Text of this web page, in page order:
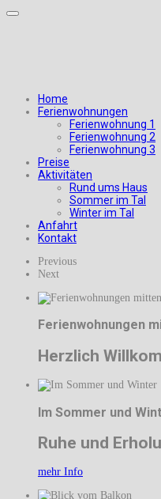
Home
Ferienwohnungen
Ferienwohnung 1
Ferienwohnung 2
Ferienwohnung 3
Preise
Aktivitäten
Rund ums Haus
Sommer im Tal
Winter im Tal
Anfahrt
Kontakt
Previous
Next
Ferienwohnungen
Herzlich
Im Sommer und
Ruhe und
mehr Info